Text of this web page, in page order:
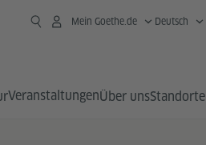
Mein Goethe.de Deutsch
VeranstaltungenÜber unsStandorte